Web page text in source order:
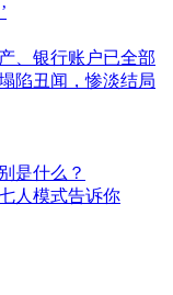
、银行账户已全部
陷丑闻，惨淡结局
是什么？
人模式告诉你